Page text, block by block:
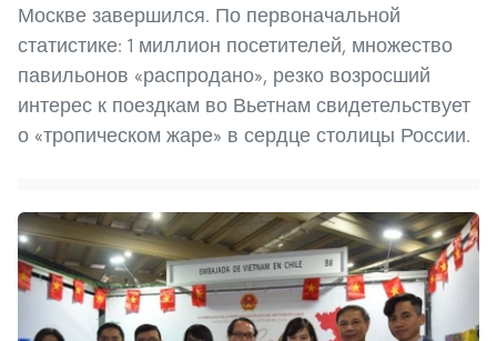
Москве завершился. По первоначальной
статистике: 1 миллион посетителей, множество
павильонов «распродано», резко возросший
интерес к поездкам во Вьетнам свидетельствует
о «тропическом жаре» в сердце столицы России.